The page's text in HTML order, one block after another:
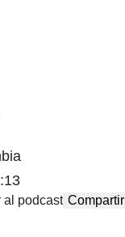
al podcast Compartir